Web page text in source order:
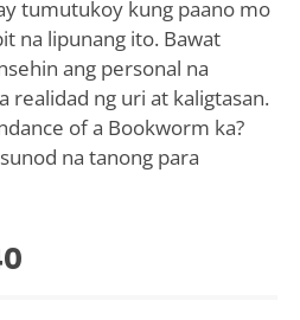
tumutukoy kung paano mo
na lipunang ito. Bawat
ang personal na
realidad ng uri at kaligtasan.
of a Bookworm ka?
na tanong para